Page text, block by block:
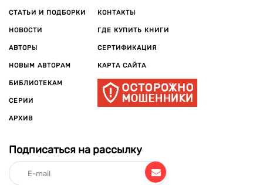
СТАТЬИ И ПОДБОРКИ
НОВОСТИ
АВТОРЫ
НОВЫМ АВТОРАМ
БИБЛИОТЕКАМ
СЕРИИ
АРХИВ
КОНТАКТЫ
ГДЕ КУПИТЬ КНИГИ
СЕРТИФИКАЦИЯ
КАРТА САЙТА
Подписаться на рассылку